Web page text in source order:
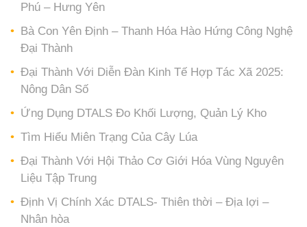
Phú – Hưng Yên
Bà Con Yên Định – Thanh Hóa Hào Hứng Công Nghệ
Đại Thành
Đại Thành Với Diễn Đàn Kinh Tế Hợp Tác Xã 2025:
Nông Dân Số
Ứng Dụng DTALS Đo Khối Lượng, Quản Lý Kho
Tìm Hiểu Miên Trạng Của Cây Lúa
Đại Thành Với Hội Thảo Cơ Giới Hóa Vùng Nguyên
Liệu Tập Trung
Định Vị Chính Xác DTALS- Thiên thời – Địa lợi –
Nhân hòa